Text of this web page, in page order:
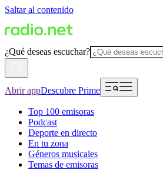
Saltar al contenido
¿Qué deseas escuchar?
Abrir appDescubre Prime
Top 100 emisoras
Podcast
Deporte en directo
En tu zona
Géneros musicales
Temas de emisoras